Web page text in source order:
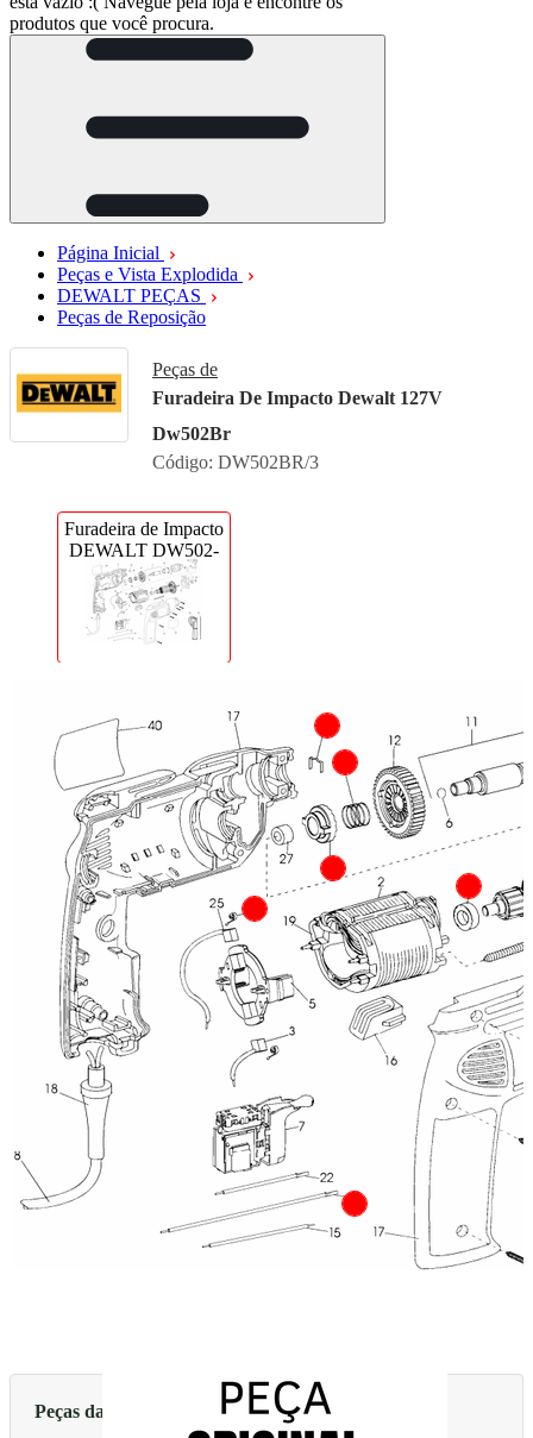
produtos que você procura.
Página Inicial
Peças e Vista Explodida
DEWALT PEÇAS
Peças de Reposição
Peças de
Furadeira De Impacto Dewalt 127V
Dw502Br
Código: DW502BR/3
Furadeira de Impacto
DEWALT DW502-
BR TIPO 3
Peças da Vista Explodida acima